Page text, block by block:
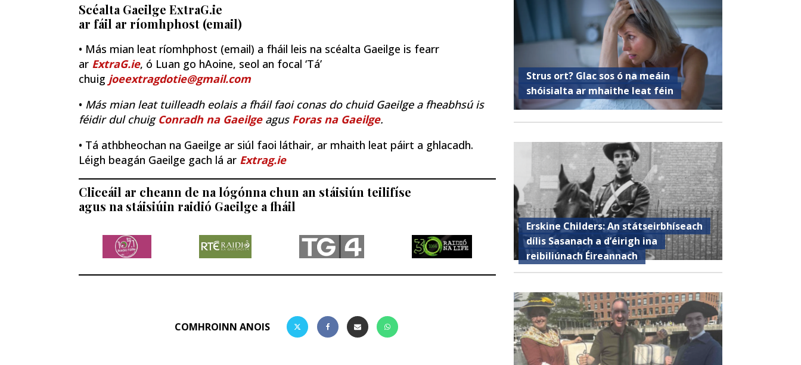
Scéalta Gaeilge ExtraG.ie
ar fáil ar ríomhphost (email)
• Más mian leat ríomhphost (email) a fháil leis na scéalta Gaeilge is fearr
ar ExtraG.ie, ó Luan go hAoine, seol an focal ‘Tá’
chuig joeextragdotie@gmail.com
• Más mian leat tuilleadh eolais a fháil faoi conas do chuid Gaeilge a fheabhsú is
féidir dul chuig Conradh na Gaeilge agus Foras na Gaeilge.
• Tá athbheochan na Gaeilge ar siúl faoi láthair, ar mhaith leat páirt a ghlacadh.
Léigh beagán Gaeilge gach lá ar Extrag.ie
Cliceáil ar cheann de na lógónna chun an stáisiún teilifíse
agus na stáisiúin raidió Gaeilge a fháil
COMHROINN ANOIS
Strus ort? Glac sos ó na meáin
shóisialta ar mhaithe leat féin
Erskine Childers: An státseirbhíseach
dílis Sasanach a d’éirigh ina
reibiliúnach Éireannach